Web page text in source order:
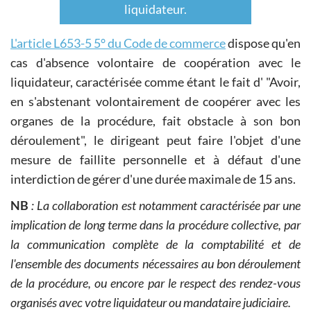
liquidateur.
L'article L653-5 5° du Code de commercedispose qu'en
cas d'absence volontaire de coopération avec le
liquidateur, caractérisée comme étant le fait d' "Avoir,
en s'abstenant volontairement de coopérer avec les
organes de la procédure, fait obstacle à son bon
déroulement", le dirigeant peut faire l'objet d'une
mesure de faillite personnelle et à défaut d'une
interdiction de gérer d'une durée maximale de 15 ans.
NB : La collaboration est notamment caractérisée par une
implication de long terme dans la procédure collective, par
la communication complète de la comptabilité et de
l'ensemble des documents nécessaires au bon déroulement
de la procédure, ou encore par le respect des rendez-vous
organisés avec votre liquidateur ou mandataire judiciaire.